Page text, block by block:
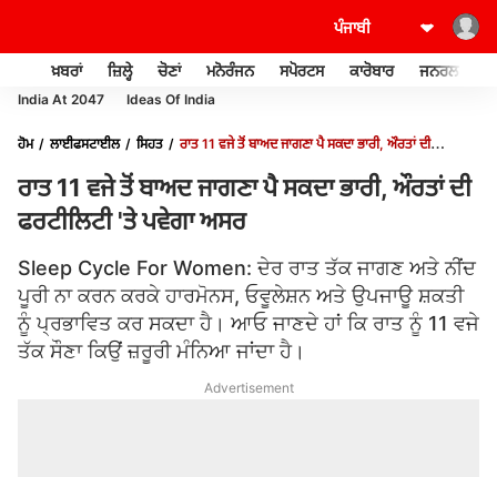
ਖ਼ਬਰਾਂ ਜ਼ਿਲ੍ਹੇ ਚੋਣਾਂ ਮਨੋਰੰਜਨ ਸਪੋਰਟਸ ਕਾਰੋਬਾਰ ਜਨਰਲ ਨੌਲਜ
India At 2047 Ideas Of India
ਹੋਮ ਲਾਈਫਸਟਾਈਲ ਸਿਹਤ
ਰਾਤ 11 ਵਜੇ ਤੋਂ ਬਾਅਦ ਜਾਗਣਾ ਪੈ ਸਕਦਾ ਭਾਰੀ, ਔਰਤਾਂ ਦੀ
ਰਾਤ 11 ਵਜੇ ਤੋਂ ਬਾਅਦ ਜਾਗਣਾ ਪੈ ਸਕਦਾ ਭਾਰੀ, ਔਰਤਾਂ ਦੀ
ਫਰਟੀਲਿਟੀ 'ਤੇ ਪਵੇਗਾ ਅਸਰ
Sleep Cycle For Women: ਦੇਰ ਰਾਤ ਤੱਕ ਜਾਗਣ ਅਤੇ ਨੀਂਦ
ਪੂਰੀ ਨਾ ਕਰਨ ਕਰਕੇ ਹਾਰਮੋਨਸ, ਓਵੂਲੇਸ਼ਨ ਅਤੇ ਉਪਜਾਊ ਸ਼ਕਤੀ
ਨੂੰ ਪ੍ਰਭਾਵਿਤ ਕਰ ਸਕਦਾ ਹੈ। ਆਓ ਜਾਣਦੇ ਹਾਂ ਕਿ ਰਾਤ ਨੂੰ 11 ਵਜੇ
ਤੱਕ ਸੌਣਾ ਕਿਉਂ ਜ਼ਰੂਰੀ ਮੰਨਿਆ ਜਾਂਦਾ ਹੈ।
Advertisement